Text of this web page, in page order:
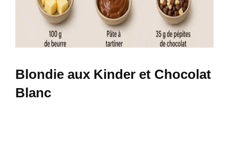
Blondie aux Kinder et Chocolat
Blanc